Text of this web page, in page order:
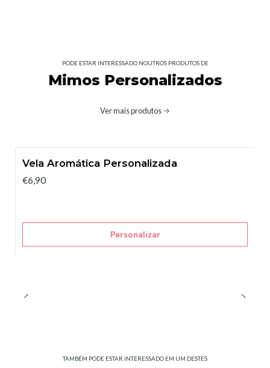
PODE ESTAR INTERESSADO NOUTROS PRODUTOS DE
Mimos Personalizados
Ver mais produtos
Vela Aromática Personalizada
€6,90
Personalizar
TAMBÉM PODE ESTAR INTERESSADO EM UM DESTES